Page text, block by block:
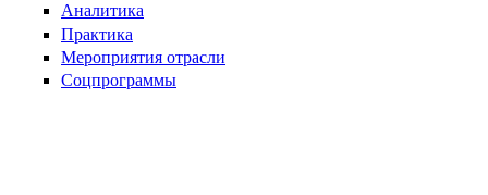
Аналитика
Практика
Мероприятия отрасли
Соцпрограммы